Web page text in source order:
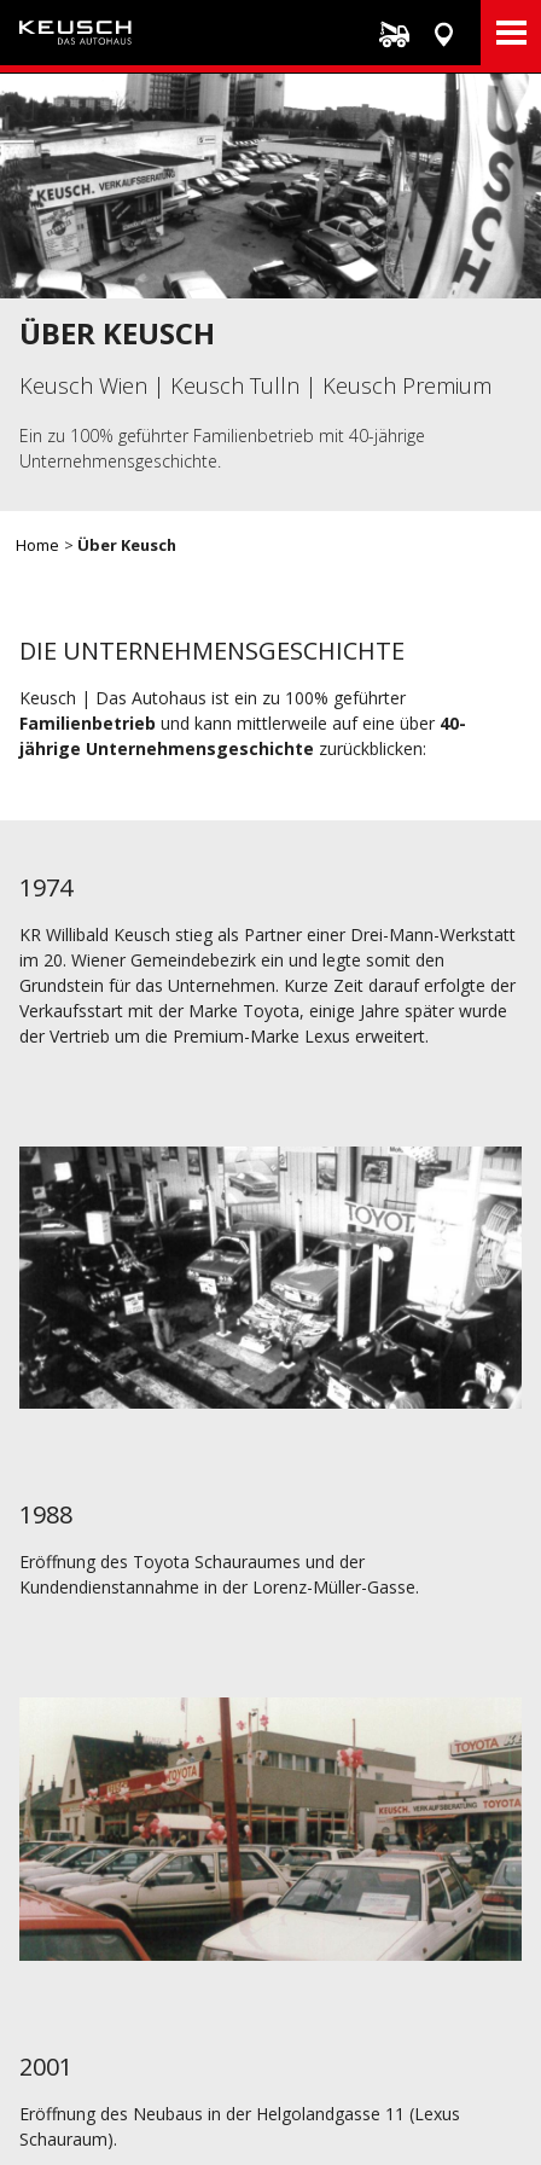
Direkt
zum
Inhalt
ÜBER KEUSCH
Keusch Wien | Keusch Tulln | Keusch Premium
Ein zu 100% geführter Familienbetrieb mit 40-jährige
Unternehmensgeschichte.
Breadcrumb
Home Über Keusch
DIE UNTERNEHMENSGESCHICHTE
Keusch | Das Autohaus ist ein zu 100% geführter
Familienbetrieb und kann mittlerweile auf eine über 40-
jährige Unternehmensgeschichte zurückblicken:
1974
KR Willibald Keusch stieg als Partner einer Drei-Mann-Werkstatt
im 20. Wiener Gemeindebezirk ein und legte somit den
Grundstein für das Unternehmen. Kurze Zeit darauf erfolgte der
Verkaufsstart mit der Marke Toyota, einige Jahre später wurde
der Vertrieb um die Premium-Marke Lexus erweitert.
1988
Eröffnung des Toyota Schauraumes und der
Kundendienstannahme in der Lorenz-Müller-Gasse.
2001
Eröffnung des Neubaus in der Helgolandgasse 11 (Lexus
Schauraum).